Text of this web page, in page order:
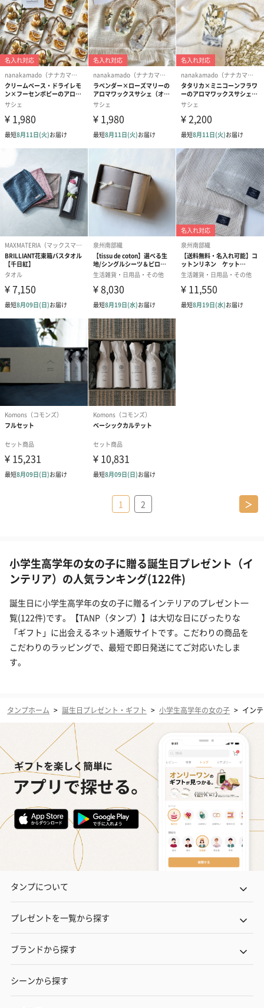
1 2 ＞
小学生高学年の女の子に贈る誕生日プレゼント（イ
ンテリア）の人気ランキング(122件)
誕生日に小学生高学年の女の子に贈るインテリアのプレゼント一
覧(122件)です。【TANP（タンプ）】は大切な日にぴったりな
「ギフト」に出会えるネット通販サイトです。こだわりの商品を
こだわりのラッピングで、最短で即日発送にてご対応いたしま
す。
タンプホーム > 誕生日プレゼント・ギフト > 小学生高学年の女の子 > イン
タンプについて
プレゼントを一覧から探す
ブランドから探す
シーンから探す